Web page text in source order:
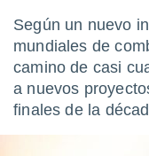
y
forma
digital
Según un nuevo
mundiales de
camino de casi
a nuevos
finales de la